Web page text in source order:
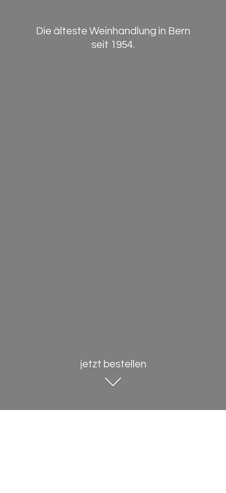
Die älteste Weinhandlung in Bern
seit 1954.
jetzt bestellen